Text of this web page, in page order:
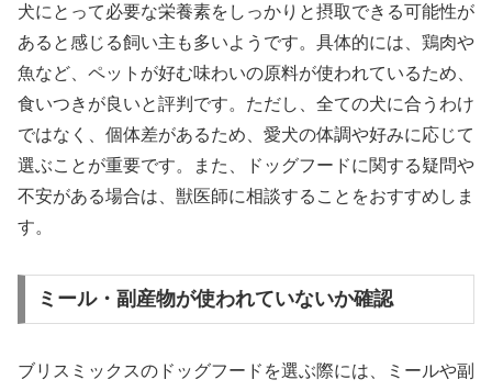
犬にとって必要な栄養素をしっかりと摂取できる可能性が
あると感じる飼い主も多いようです。具体的には、鶏肉や
魚など、ペットが好む味わいの原料が使われているため、
食いつきが良いと評判です。ただし、全ての犬に合うわけ
ではなく、個体差があるため、愛犬の体調や好みに応じて
選ぶことが重要です。また、ドッグフードに関する疑問や
不安がある場合は、獣医師に相談することをおすすめしま
す。
ミール・副産物が使われていないか確認
ブリスミックスのドッグフードを選ぶ際には、ミールや副